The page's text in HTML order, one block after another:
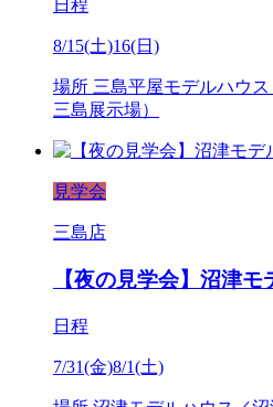
日程
8/15(土)16(日)
場所 三島平屋モデルハウ
三島展示場）
見学会
三島店
【夜の見学会】沼津モ
日程
7/31(金)8/1(土)